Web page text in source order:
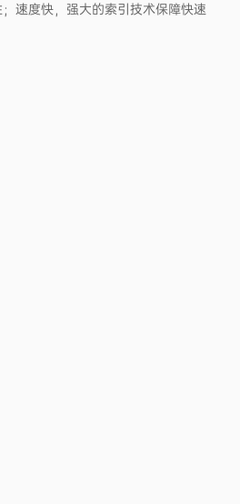
速度快，强大的索引技术保障快速